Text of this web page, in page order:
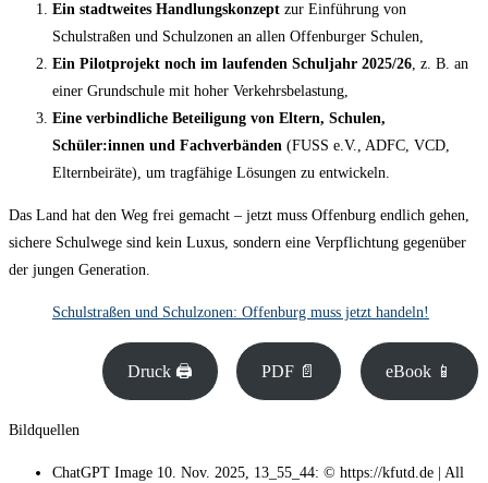
Ein stadtweites Handlungskonzept zur Einführung von
Schulstraßen und Schulzonen an allen Offenburger Schulen,
Ein Pilotprojekt noch im laufenden Schuljahr 2025/26, z. B. an
einer Grundschule mit hoher Verkehrsbelastung,
Eine verbindliche Beteiligung von Eltern, Schulen,
Schüler:innen und Fachverbänden (FUSS e.V., ADFC, VCD,
Elternbeiräte), um tragfähige Lösungen zu entwickeln.
Das Land hat den Weg frei gemacht – jetzt muss Offenburg endlich gehen,
sichere Schulwege sind kein Luxus, sondern eine Verpflichtung gegenüber
der jungen Generation.
Schulstraßen und Schulzonen: Offenburg muss jetzt handeln!
Druck 🖨 PDF 📄 eBook 📱
Bildquellen
ChatGPT Image 10. Nov. 2025, 13_55_44: © https://kfutd.de | All